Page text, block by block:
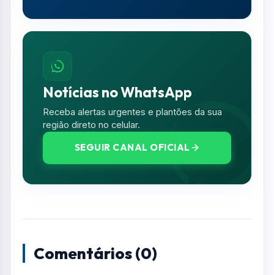
Notícias no WhatsApp
Receba alertas urgentes e plantões da sua
região direto no celular.
SEGUIR CANAL OFICIAL
Comentários (0)